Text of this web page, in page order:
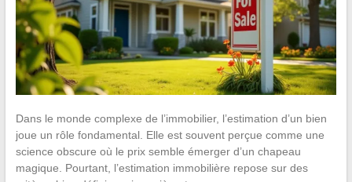
Dans le monde complexe de l’immobilier, l’estimation d’un bien
joue un rôle fondamental. Elle est souvent perçue comme une
science obscure où le prix semble émerger d’un chapeau
magique. Pourtant, l’estimation immobilière repose sur des